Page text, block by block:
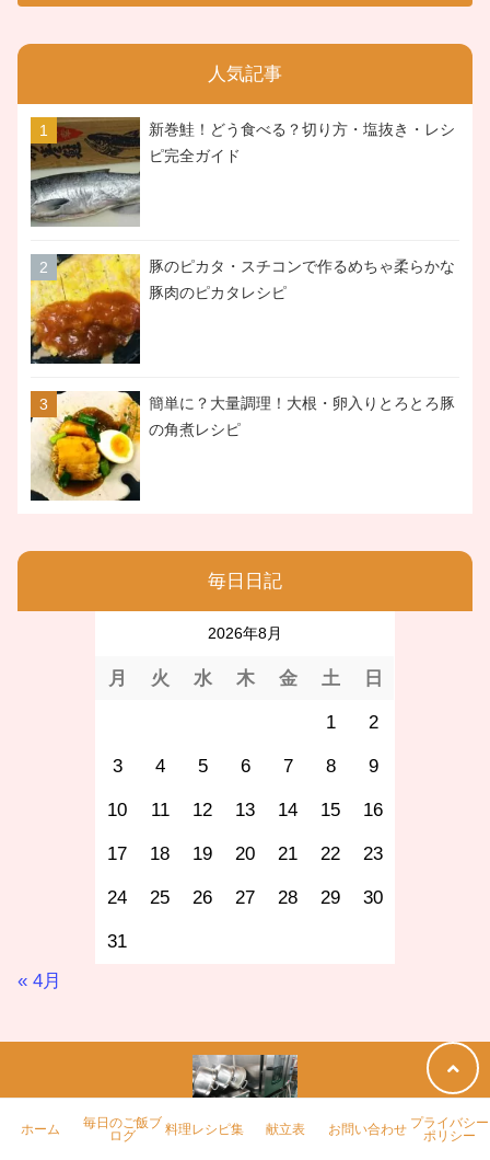
人気記事
新巻鮭！どう食べる？切り方・塩抜き・レシ
ピ完全ガイド
豚のピカタ・スチコンで作るめちゃ柔らかな
豚肉のピカタレシピ
簡単に？大量調理！大根・卵入りとろとろ豚
の角煮レシピ
毎日日記
2026年8月
月 火 水 木 金 土 日
1 2
3 4 5 6 7 8 9
10 11 12 13 14 15 16
17 18 19 20 21 22 23
24 25 26 27 28 29 30
31
« 4月
ホーム
毎日のご飯ブ
ログ
料理レシピ集 献立表 お問い合わせ プライバシー
ポリシー